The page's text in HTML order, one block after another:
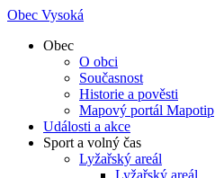
Obec Vysoká
Obec
O obci
Současnost
Historie a pověsti
Mapový portál Mapotip
Události a akce
Sport a volný čas
Lyžařský areál
Lyžařský areál